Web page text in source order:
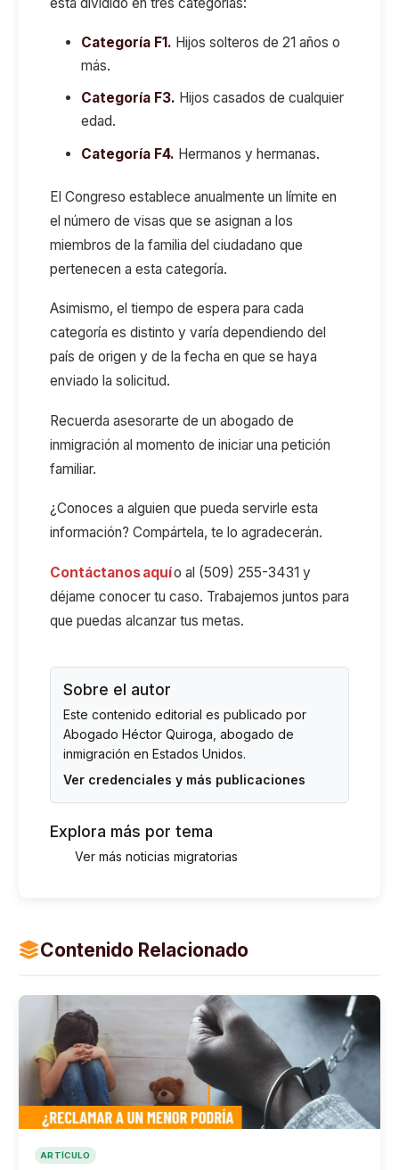
Categoría F1. Hijos solteros de 21 años o
más.
Categoría F3. Hijos casados de cualquier
edad.
Categoría F4. Hermanos y hermanas.
El Congreso establece anualmente un límite en
el número de visas que se asignan a los
miembros de la familia del ciudadano que
pertenecen a esta categoría.
Asimismo, el tiempo de espera para cada
categoría es distinto y varía dependiendo del
país de origen y de la fecha en que se haya
enviado la solicitud.
Recuerda asesorarte de un abogado de
inmigración al momento de iniciar una petición
familiar.
¿Conoces a alguien que pueda servirle esta
información? Compártela, te lo agradecerán.
Contáctanos aquío al (509) 255-3431 y
déjame conocer tu caso. Trabajemos juntos para
que puedas alcanzar tus metas.
Sobre el autor
Este contenido editorial es publicado por
Abogado Héctor Quiroga , abogado de
inmigración en Estados Unidos.
Ver credenciales y más publicaciones
Explora más por tema
Ver más noticias migratorias
Contenido Relacionado
ARTÍCULO